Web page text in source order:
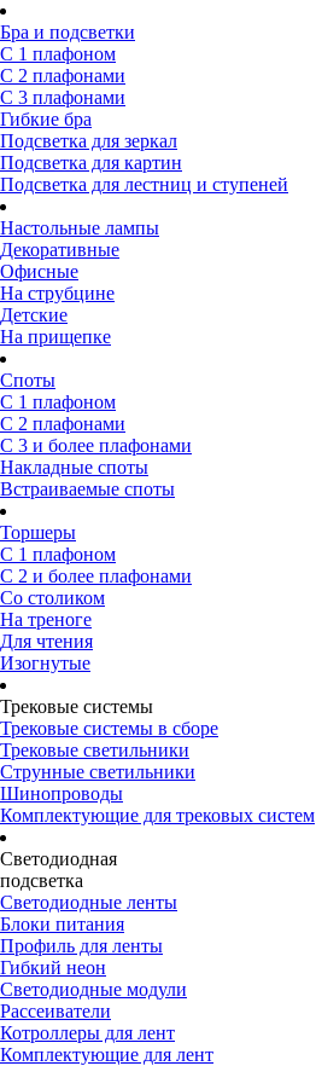
Бра и подсветки
С 1 плафоном
С 2 плафонами
С 3 плафонами
Гибкие бра
Подсветка для зеркал
Подсветка для картин
Подсветка для лестниц и ступеней
Настольные лампы
Декоративные
Офисные
На струбцине
Детские
На прищепке
Споты
С 1 плафоном
С 2 плафонами
С 3 и более плафонами
Накладные споты
Встраиваемые споты
Торшеры
С 1 плафоном
С 2 и более плафонами
Со столиком
На треноге
Для чтения
Изогнутые
Трековые системы
Трековые системы в сборе
Трековые светильники
Струнные светильники
Шинопроводы
Комплектующие для трековых систем
Светодиодная
подсветка
Светодиодные ленты
Блоки питания
Профиль для ленты
Гибкий неон
Светодиодные модули
Рассеиватели
Котроллеры для лент
Комплектующие для лент